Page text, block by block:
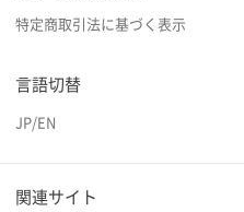
特定商取引法に基づく表示
言語切替
JP/EN
関連サイト